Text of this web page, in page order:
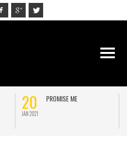
20
JAN 2021
PROMISE ME